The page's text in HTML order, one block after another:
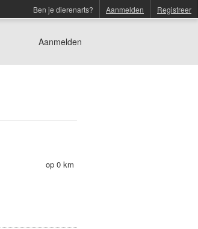
Aanmelden Registreer
Ben je dierenarts?
Aanmelden
op 0 km